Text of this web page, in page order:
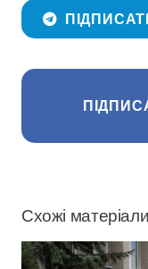
Схожі матеріали